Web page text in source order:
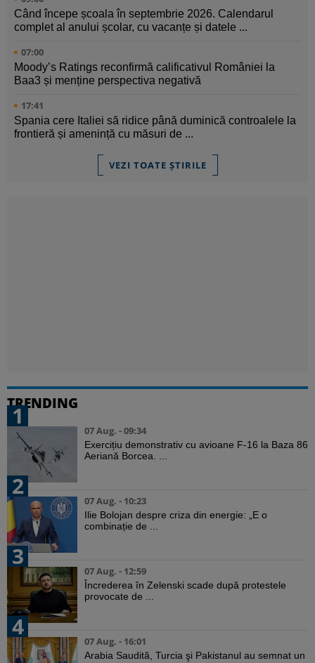
Când începe școala în septembrie 2026. Calendarul
complet al anului școlar, cu vacanțe și datele ...
07:00
Moody’s Ratings reconfirmă calificativul României la
Baa3 și menține perspectiva negativă
17:41
Spania cere Italiei să ridice până duminică controalele la
frontieră și amenință cu măsuri de ...
VEZI TOATE ȘTIRILE
TRENDING
1
07 Aug. - 09:34
Exercițiu demonstrativ cu avioane F-16 la Baza 86
Aeriană Borcea. ...
2
07 Aug. - 10:23
Ilie Bolojan despre criza din energie: „E o
combinație de ...
3
07 Aug. - 12:59
Încrederea în Zelenski scade după protestele
provocate de ...
4
07 Aug. - 16:01
Arabia Saudită, Turcia şi Pakistanul au semnat un